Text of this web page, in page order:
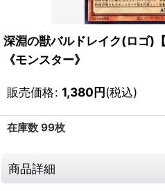
深淵の獣バルドレイク(ロゴ)
《モンスター》
販売価格: 1,380円(税込)
在庫数 99枚
商品詳細